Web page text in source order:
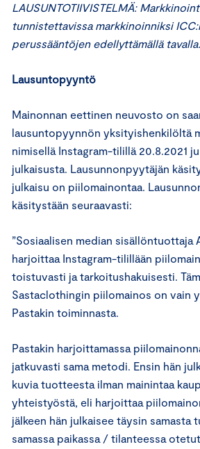
LAUSUNTOTIIVISTELMÄ:
tunnistettavissa markkinoinniksi
perussääntöjen edellyttämällä tavalla.
Lausuntopyyntö
Mainonnan eettinen neuvosto on
lausuntopyynnön yksityishenkilöltä
nimisellä Instagram-tilillä 20.8.2021
julkaisusta. Lausunnonpyytäjän
julkaisu on piilomainontaa.
käsitystään seuraavasti:
”Sosiaalisen median sisällöntuottaja
harjoittaa Instagram-tilillään
toistuvasti ja tarkoitushakuisesti.
Sastaclothingin piilomainos on vain
Pastakin toiminnasta.
Pastakin harjoittamassa
jatkuvasti sama metodi. Ensin hän
kuvia tuotteesta ilman mainintaa
yhteistyöstä, eli harjoittaa
jälkeen hän julkaisee täysin samasta
samassa paikassa / tilanteessa